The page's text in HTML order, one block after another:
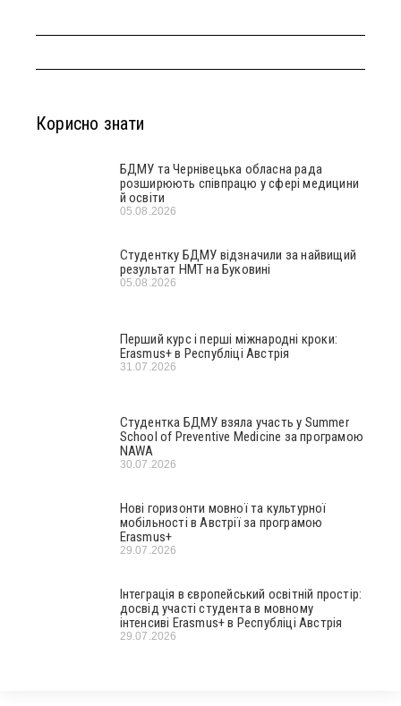
Корисно знати
БДМУ та Чернівецька обласна рада
розширюють співпрацю у сфері медицини
й освіти
05.08.2026
Студентку БДМУ відзначили за найвищий
результат НМТ на Буковині
05.08.2026
Перший курс і перші міжнародні кроки:
Erasmus+ в Республіці Австрія
31.07.2026
Студентка БДМУ взяла участь у Summer
School of Preventive Medicine за програмою
NAWA
30.07.2026
Нові горизонти мовної та культурної
мобільності в Австрії за програмою
Erasmus+
29.07.2026
Інтеграція в європейський освітній простір:
досвід участі студента в мовному
інтенсиві Erasmus+ в Республіці Австрія
29.07.2026